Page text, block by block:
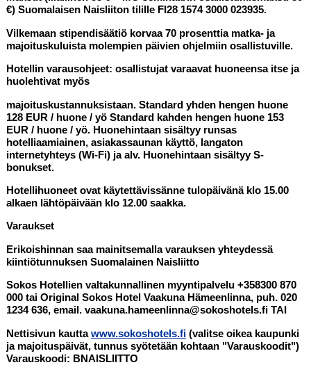
€) Suomalaisen Naisliiton tilille FI28 1574 3000 023935.
Vilkemaan stipendisäätiö korvaa 70 prosenttia matka- ja
majoituskuluista molempien päivien ohjelmiin osallistuville.
Hotellin varausohjeet: osallistujat varaavat huoneensa itse ja
huolehtivat myös
majoituskustannuksistaan. Standard yhden hengen huone
128 EUR / huone / yö Standard kahden hengen huone 153
EUR / huone / yö. Huonehintaan sisältyy runsas
hotelliaamiainen, asiakassaunan käyttö, langaton
internetyhteys (Wi-Fi) ja alv. Huonehintaan sisältyy S-
bonukset.
Hotellihuoneet ovat käytettävissänne tulopäivänä klo 15.00
alkaen lähtöpäivään klo 12.00 saakka.
Varaukset
Erikoishinnan saa mainitsemalla varauksen yhteydessä
kiintiötunnuksen Suomalainen Naisliitto
Sokos Hotellien valtakunnallinen myyntipalvelu +358300 870
000 tai Original Sokos Hotel Vaakuna Hämeenlinna, puh. 020
1234 636, email. vaakuna.hameenlinna@sokoshotels.fi TAI
Nettisivun kauttawww.sokoshotels.fi(valitse oikea kaupunki
ja majoituspäivät, tunnus syötetään kohtaan "Varauskoodit")
Varauskoodi: BNAISLIITTO